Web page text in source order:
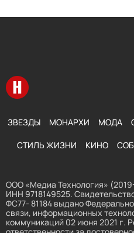
Перейти на главную
ЗВЕЗДЫ МОНАРХИ МОДА
СТИЛЬ ЖИЗНИ КИНО
ООО «Медиа Технология»
ИНН 9718149525.
ФС77- 81184 выдано
связи, информационных
коммуникаций 02 июня 2021 г.